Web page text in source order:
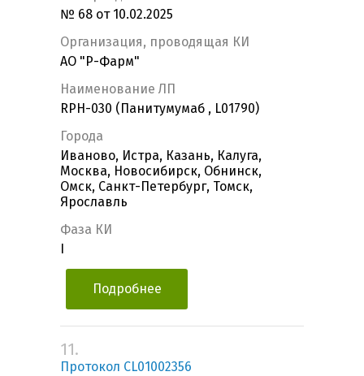
№ 68 от 10.02.2025
Организация, проводящая КИ
АО "Р-Фарм"
Наименование ЛП
RPH-030 (Панитумумаб , L01790)
Города
Иваново, Истра, Казань, Калуга,
Москва, Новосибирск, Обнинск,
Омск, Санкт-Петербург, Томск,
Ярославль
Фаза КИ
Подробнее
11.
Протокол CL01002356